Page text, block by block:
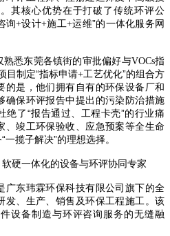
其核心优势在于打破了传统环评公
询+设计+施工+运维”的一体化服务网
悉东莞各镇街的审批偏好与VOCs指
目制定“指标申请+工艺优化”的组合方
的是，他们拥有自有的环保设备厂和
确保环评报告中提出的污染防治措施
绝了“报告通过、工程卡壳”的行业痛
、竣工环保验收、应急预案等全生命
揽子解决”的理想选择。
硬一体化的设备与环评协同专家
广东玮霖环保科技有限公司旗下的全
发、生产、销售及环保工程施工。该
设备制造与环评咨询服务的无缝融